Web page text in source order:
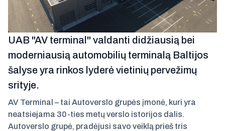
UAB "AV terminal" valdanti didžiausią bei
moderniausią automobilių terminalą Baltijos
šalyse yra rinkos lyderė vietinių pervežimų
srityje.
AV Terminal – tai Autoverslo grupės įmonė, kuri yra
neatsiejama 30-ties metų verslo istorijos dalis.
Autoverslo grupė, pradėjusi savo veiklą prieš tris